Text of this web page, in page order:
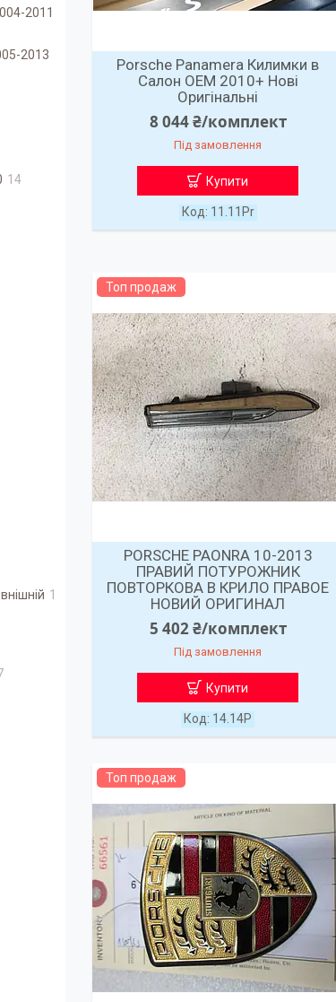
Porsche Panamera Килимки в
Салон OEM 2010+ Нові
Оригінальні
8 044 ₴/комплект
Під замовлення
Купити
11.11Pr
Топ продаж
PORSCHE PAONRA 10-2013
ПРАВИЙ ПОТУРОЖНИК
ПОВТОРКОВА В КРИЛО ПРАВОЕ
НОВИЙ ОРИГИНАЛ
5 402 ₴/комплект
Під замовлення
Купити
14.14P
Топ продаж
2011
2013
14
1